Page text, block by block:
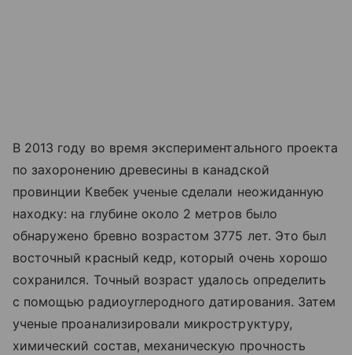
В 2013 году во время экспериментального проекта
по захоронению древесины в канадской
провинции Квебек ученые сделали неожиданную
находку: на глубине около 2 метров было
обнаружено бревно возрастом 3775 лет. Это был
восточный красный кедр, который очень хорошо
сохранился. Точный возраст удалось определить
с помощью радиоуглеродного датирования. Затем
ученые проанализировали микроструктуру,
химический состав, механическую прочность